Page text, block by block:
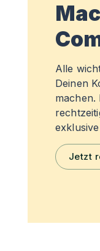
Alle
Deinen
machen.
Jetzt